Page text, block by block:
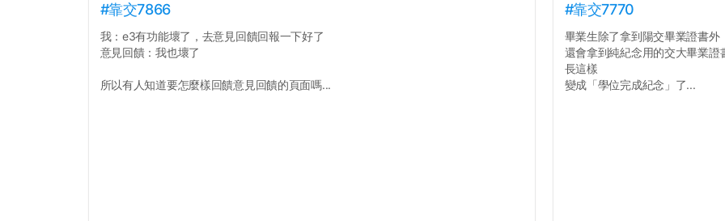
#靠交7866
我：e3有功能壞了，去意見回饋回報一下好了
意見回饋：我也壞了
所以有人知道要怎麼樣回饋意見回饋的頁面嗎...
#靠交7770
畢業生除了拿到陽交畢業證書外
還會拿到純紀念用的交大畢業證
長這樣
變成「學位完成紀念」了...